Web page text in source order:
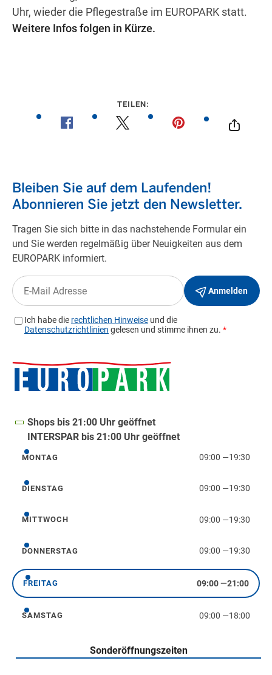
Uhr, wieder die Pflegestraße im EUROPARK statt.
Weitere Infos folgen in Kürze.
TEILEN:
Shops bis 21:00 Uhr geöffnet
INTERSPAR bis 21:00 Uhr geöffnet
Montag
MONTAG 09:00 —19:30
Dienstag
DIENSTAG 09:00 —19:30
Mittwoch
MITTWOCH 09:00 —19:30
Donnerstag
DONNERSTAG 09:00 —19:30
Freitag
FREITAG 09:00—21:00
Samstag
SAMSTAG 09:00 —18:00
Sonderöffnungszeiten